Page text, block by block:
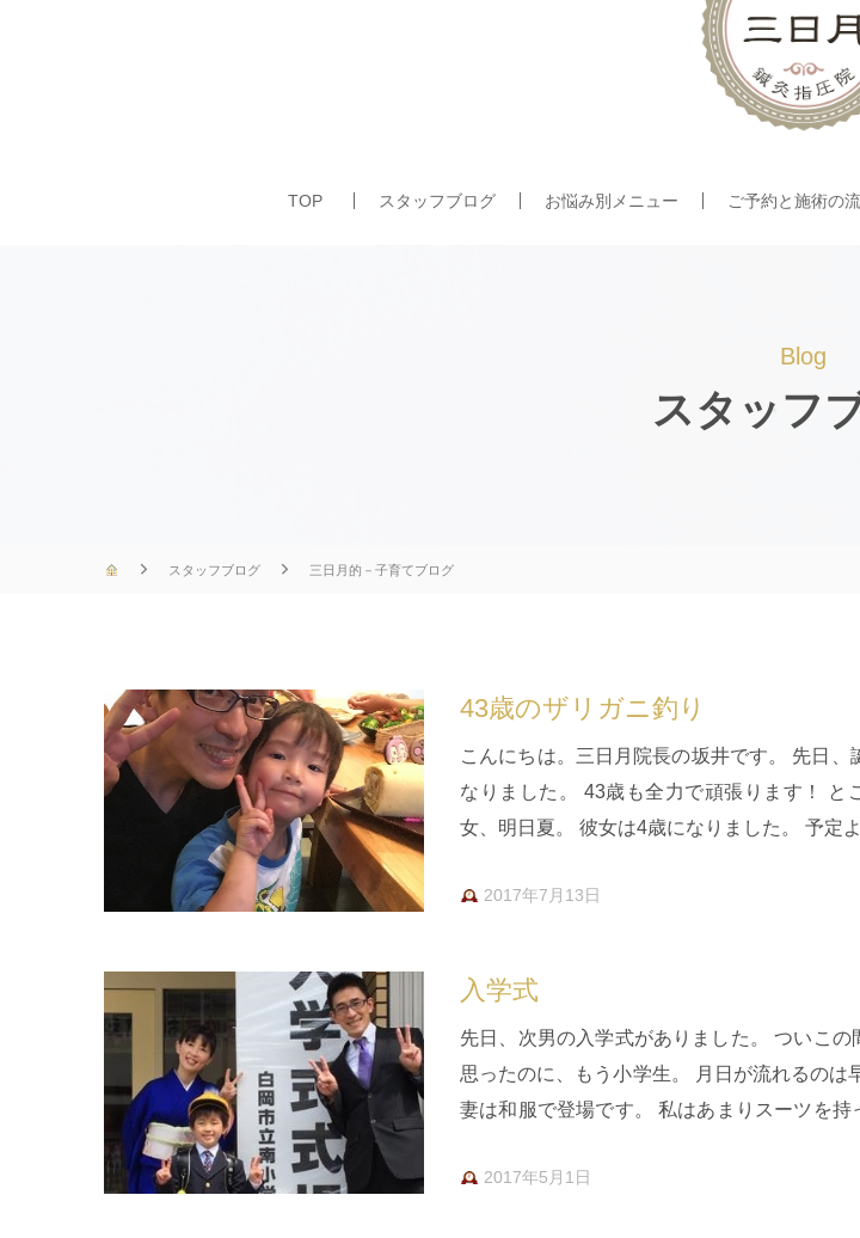
TOP スタッフブログ お悩み別メニュー ご予約と施術の
Blog
スタッフ
スタッフブログ 三日月的－子育てブログ
43歳のザリガニ釣り
こんにちは。三日月院長の坂井です。 先日、
なりました。 43歳も全力で頑張ります！ と
女、明日夏。 彼女は4歳になりました。 予定
2017年7月13日
入学式
先日、次男の入学式がありました。 ついこの
思ったのに、もう小学生。 月日が流れるのは
妻は和服で登場です。 私はあまりスーツを持
2017年5月1日